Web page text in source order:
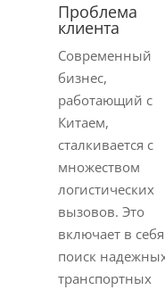
Проблема
клиента
Современный
бизнес,
работающий с
Китаем,
сталкивается с
множеством
логистических
вызовов. Это
включает в себя
поиск
транспортных